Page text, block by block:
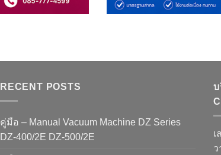
RECENT POSTS
คู่มือ – Manual Vacuum Machine DZ Series
DZ-400/2E DZ-500/2E
บ